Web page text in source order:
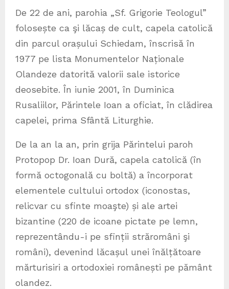
De 22 de ani, parohia „Sf. Grigorie Teologul”
folosește ca şi lăcaș de cult, capela catolică
din parcul orașului Schiedam, înscrisă în
1977 pe lista Monumentelor Naționale
Olandeze datorită valorii sale istorice
deosebite. În iunie 2001, în Duminica
Rusaliilor, Părintele Ioan a oficiat, în clădirea
capelei, prima Sfântă Liturghie.
De la an la an, prin grija Părintelui paroh
Protopop Dr. Ioan Dură, capela catolică (în
formă octogonală cu boltă) a încorporat
elementele cultului ortodox (iconostas,
relicvar cu sfinte moaşte) și ale artei
bizantine (220 de icoane pictate pe lemn,
reprezentându-i pe sfinții străromâni şi
români), devenind lăcașul unei înălțătoare
mărturisiri a ortodoxiei românești pe pământ
olandez.